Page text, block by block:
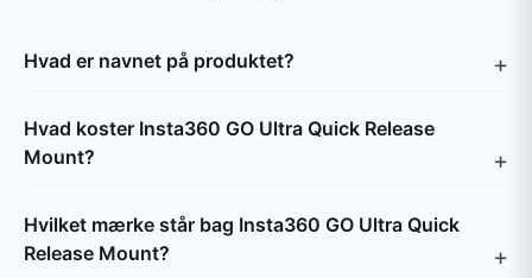
Hvad er navnet på produktet?
Hvad koster Insta360 GO Ultra Quick Release
Mount?
Hvilket mærke står bag Insta360 GO Ultra Quick
Release Mount?